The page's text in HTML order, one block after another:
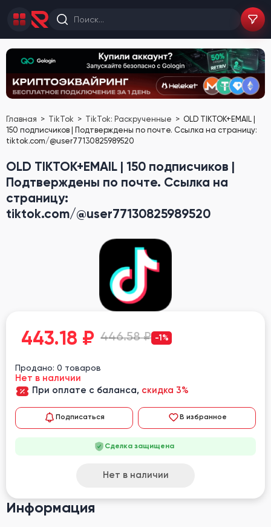
Главная TikTok TikTok: Раскрученные
OLD TIKTOK+EMAIL |
150 подписчиков | Подтверждены по почте. Ссылка на страницу:
tiktok.com/@user77130825989520
OLD TIKTOK+EMAIL | 150 подписчиков |
Подтверждены по почте. Ссылка на
страницу:
tiktok.com/@user77130825989520
Информация
443.18 ₽ 446.58 ₽ -1%
Продано: 0 товаров
Нет в наличии
При оплате с баланса, скидка 3%
Подписаться В избранное
Сделка защищена
Нет в наличии